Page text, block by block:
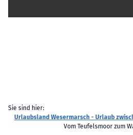
Sie sind hier:
Urlaubsland Wesermarsch - Urlaub
Vom Teufelsmoor zum